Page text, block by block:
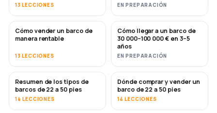
13 LECCIONES EN PREPARACIÓN
NUEVO
Cómo vender un barco de
manera rentable
13 LECCIONES
NUEVO
Cómo llegar a un barco de
30 000–100 000 € en 3–5
años
EN PREPARACIÓN
PRONTO
Resumen de los tipos de
barcos de 22 a 50 pies
14 LECCIONES
PRONTO
Dónde comprar y vender un
barco de 22 a 50 pies
14 LECCIONES